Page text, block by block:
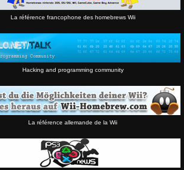
La référence francophone des homebrews Wii
Hacking and programming community
La référence allemande de la Wii